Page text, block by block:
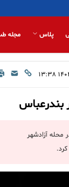
پلاس مجله
بندرعباس
محله آزادشهر